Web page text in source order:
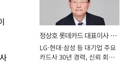
정상호 롯데카드 대표이사 사
장
LG·현대·삼성 등 대기업 주요
카드사 30년 경력, 신뢰 회복